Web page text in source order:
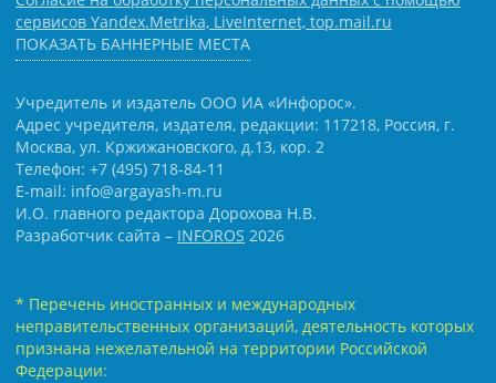
сервисов Yandex.Metrika, LiveInternet, top.mail.ru
ПОКАЗАТЬ БАННЕРНЫЕ МЕСТА
Учредитель и издатель ООО ИА «Инфорос».
Адрес учредителя, издателя, редакции: 117218, Россия, г.
Москва, ул. Кржижановского, д.13, кор. 2
Телефон: +7 (495) 718-84-11
E-mail: info@argayash-m.ru
И.О. главного редактора Дорохова Н.В.
Разработчик сайта – INFOROS 2026
* Перечень иностранных и международных
неправительственных организаций, деятельность которых
признана нежелательной на территории Российской
Федерации: